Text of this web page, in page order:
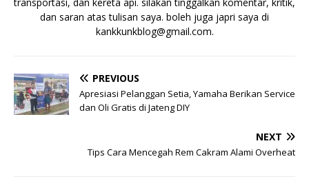
dan saran atas tulisan saya. boleh juga japri saya di
kankkunkblog@gmail.com.
PREVIOUS
Apresiasi Pelanggan Setia, Yamaha Berikan Service
dan Oli Gratis di Jateng DIY
NEXT
Tips Cara Mencegah Rem Cakram Alami Overheat